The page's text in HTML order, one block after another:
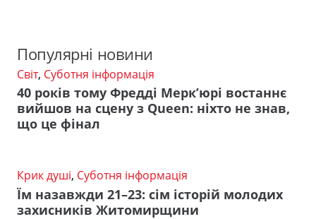
Популярні новини
Світ, Суботня інформація
40 років тому Фредді Мерк’юрі востаннє
вийшов на сцену з Queen: ніхто не знав,
що це фінал
Крик душі, Суботня інформація
Їм назавжди 21–23: сім історій молодих
захисників Житомирщини